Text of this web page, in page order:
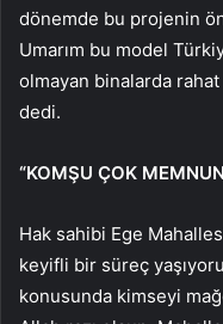
dönemde bu projenin
Umarım bu model
olmayan binalarda
dedi.
“KOMŞU ÇOK
Hak sahibi Ege
keyifli bir süreç
konusunda kimseyi